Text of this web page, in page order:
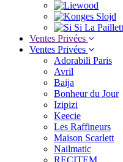
Ventes Privées
Ventes Privées
Adorabili Paris
Avril
Baija
Bonheur du Jour
Izipizi
Keecie
Les Raffineurs
Maison Scarlett
Nailmatic
RECITEM